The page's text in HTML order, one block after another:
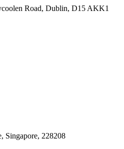
Road, Dublin, D15 AKK1
Singapore, 228208